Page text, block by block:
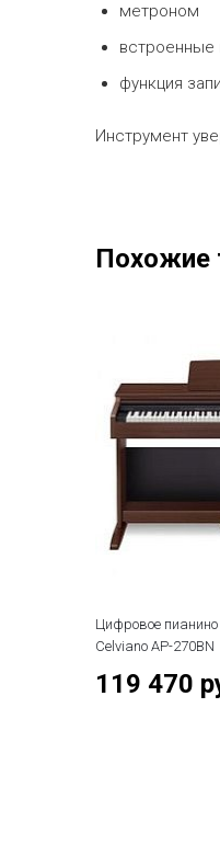
метроном
встроенные
функция
Инструмент
Похожие
Цифровое
Celviano AP-270BN
119 470